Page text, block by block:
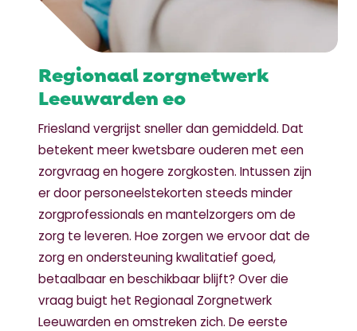
Regionaal zorgnetwerk
Leeuwarden eo
Friesland vergrijst sneller dan gemiddeld. Dat
betekent meer kwetsbare ouderen met een
zorgvraag en hogere zorgkosten. Intussen zijn
er door personeelstekorten steeds minder
zorgprofessionals en mantelzorgers om de
zorg te leveren. Hoe zorgen we ervoor dat de
zorg en ondersteuning kwalitatief goed,
betaalbaar en beschikbaar blijft? Over die
vraag buigt het Regionaal Zorgnetwerk
Leeuwarden en omstreken zich. De eerste